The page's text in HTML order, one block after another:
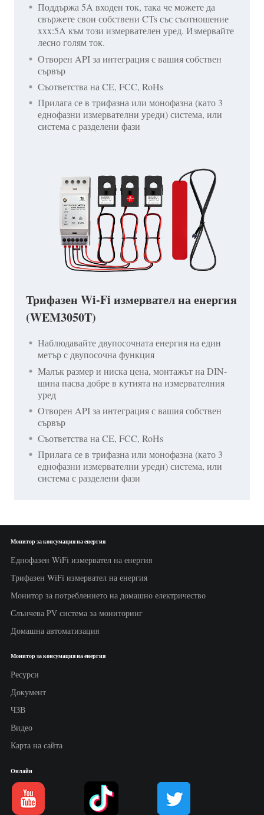
Поддържа 5A входен ток, така че можете да
свържете свои собствени CTs със съотношение
xxx:5A към този измервателен уред. Измервайте
лесно голям ток.
Отворен API за интеграция с вашия собствен
сървър
Съответства на CE, FCC, RoHs
Прилага се в трифазна или монофазна (като 3
еднофазни измервателни уреди) система, или
система с разделени фази
Трифазен Wi-Fi измервател на енергия
(WEM3050T)
Наблюдавайте двупосочната енергия на един
метър с двупосочна функция
Малък размер и ниска цена, монтажът на DIN-
шина пасва добре в кутията на измервателния
уред
Отворен API за интеграция с вашия собствен
сървър
Съответства на CE, FCC, RoHs
Прилага се в трифазна или монофазна (като 3
еднофазни измервателни уреди) система, или
система с разделени фази
Монитор за консумация на енергия
Еднофазен WiFi измервател на енергия
Трифазен WiFi измервател на енергия
Монитор за потреблението на домашно електричество
Слънчева PV система за мониторинг
Домашна автоматизация
Монитор за консумация на енергия
Ресурси
Документ
ЧЗВ
Видео
Карта на сайта
Онлайн